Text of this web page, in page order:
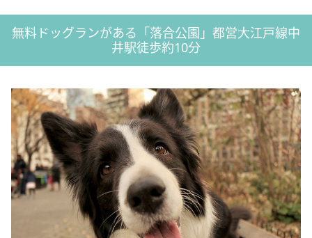
無料ドッグランがある「落合公園」都営大江戸線中
井駅徒歩約10分